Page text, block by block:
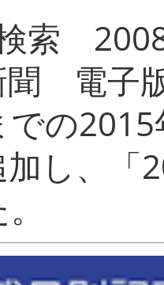
索
電子
の
加し、「
し